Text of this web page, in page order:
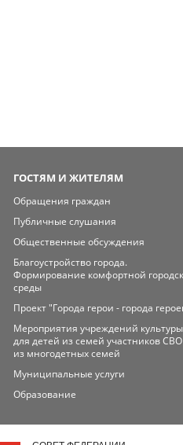
ГОСТЯМ И ЖИТЕЛЯМ
Обращения граждан
Публичные слушания
Общественные обсуждения
Благоустройство города.
Формирование комфортной
среды
Проект "Города герои - города
Мероприятия учреждений культуры
для детей из семей участников
из многодетных семей
Муниципальные услуги
Образование